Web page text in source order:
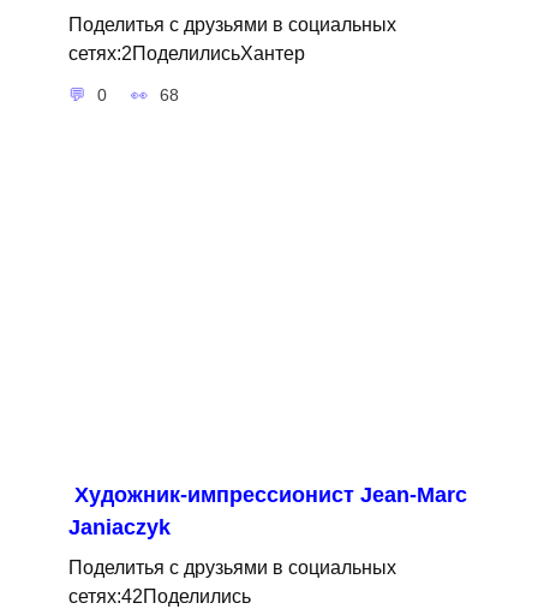
Поделитья с друзьями в социальных
сетях:2ПоделилисьХантер
0 68
Художник-импрессионист Jean-Marc
Janiaczyk
Поделитья с друзьями в социальных
сетях:42Поделились